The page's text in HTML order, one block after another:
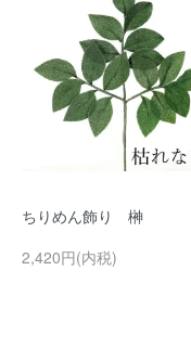
ちりめん飾り 榊
2,420円(内税)